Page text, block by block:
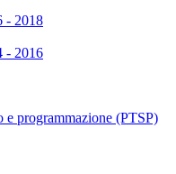
- 2018
- 2016
programmazione (PTSP)